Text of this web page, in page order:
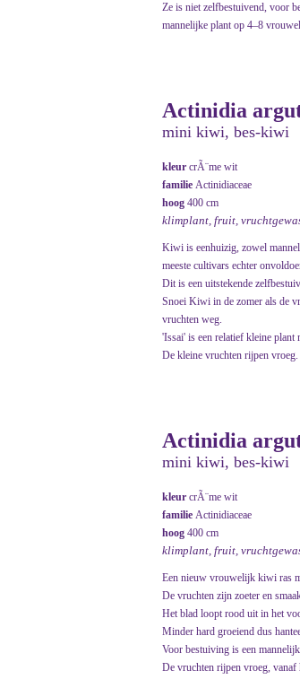
Ze is niet zelfbestuivend, voor
mannelijke plant op 4–8
Actinidia
mini kiwi, bes-kiwi
kleur crÃ¨me wit
familie Actinidiaceae
hoog 400 cm
klimplant, fruit,
Kiwi is eenhuizig, zowel
meeste cultivars echter
Dit is een uitstekende
Snoei Kiwi in de zomer als de
vruchten weg.
'Issai' is een relatief kleine plant
De kleine vruchten rijpen vroeg.
Actinidia
mini kiwi, bes-kiwi
kleur crÃ¨me wit
familie Actinidiaceae
hoog 400 cm
klimplant, fruit,
Een nieuw vrouwelijk kiwi ras
De vruchten zijn zoeter en
Het blad loopt rood uit in het
Minder hard groeiend dus
Voor bestuiving is een
De vruchten rijpen vroeg, vanaf